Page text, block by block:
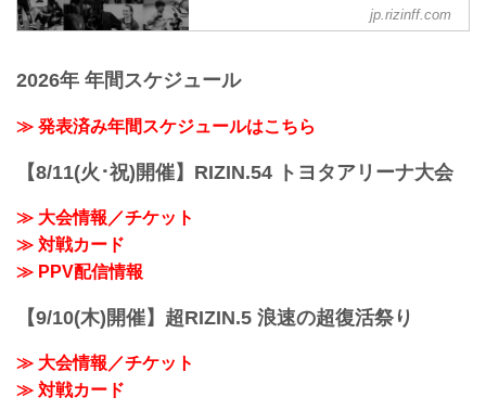
第9試合／太田忍 vs. 芦澤竜誠4
第7試合／イゴール・タナベ vs. 安西信昌
6
第6試合／新井丈 vs. ヒロヤ10
BACKSTAGE GALLERY の記事一覧 - 格
イジン ファイティング フェデレーショ
いきます。
jp.rizinff.com
2026年 年間スケジュール
≫ 発表済み年間スケジュールはこちら
【8/11(火･祝)開催】RIZIN.54 トヨタアリーナ大会
≫ 大会情報／チケット
≫ 対戦カード
≫ PPV配信情報
【9/10(木)開催】超RIZIN.5 浪速の超復活祭り
≫ 大会情報／チケット
≫ 対戦カード